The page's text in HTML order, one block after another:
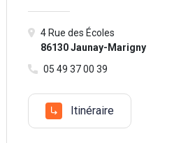
4 Rue des Écoles
86130 Jaunay-Marigny
05 49 37 00 39
Itinéraire